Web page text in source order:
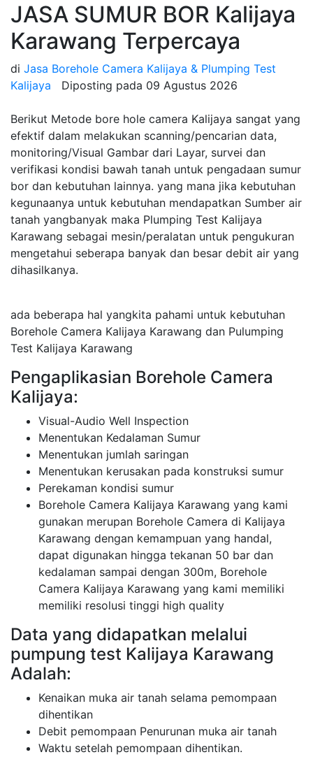
JASA SUMUR BOR Kalijaya
Karawang Terpercaya
di Jasa Borehole Camera Kalijaya & Plumping Test
Kalijaya
Diposting pada 09 Agustus 2026
Berikut Metode bore hole camera Kalijaya sangat yang
efektif dalam melakukan scanning/pencarian data,
monitoring/Visual Gambar dari Layar, survei dan
verifikasi kondisi bawah tanah untuk pengadaan sumur
bor dan kebutuhan lainnya. yang mana jika kebutuhan
kegunaanya untuk kebutuhan mendapatkan Sumber air
tanah yangbanyak maka Plumping Test Kalijaya
Karawang sebagai mesin/peralatan untuk pengukuran
mengetahui seberapa banyak dan besar debit air yang
dihasilkanya.
ada beberapa hal yangkita pahami untuk kebutuhan
Borehole Camera Kalijaya Karawang dan Pulumping
Test Kalijaya Karawang
Pengaplikasian Borehole Camera
Kalijaya:
Visual-Audio Well Inspection
Menentukan Kedalaman Sumur
Menentukan jumlah saringan
Menentukan kerusakan pada konstruksi sumur
Perekaman kondisi sumur
Borehole Camera Kalijaya Karawang yang kami
gunakan merupan Borehole Camera di Kalijaya
Karawang dengan kemampuan yang handal,
dapat digunakan hingga tekanan 50 bar dan
kedalaman sampai dengan 300m, Borehole
Camera Kalijaya Karawang yang kami memiliki
memiliki resolusi tinggi high quality
Data yang didapatkan melalui
pumpung test Kalijaya Karawang
Adalah:
Kenaikan muka air tanah selama pemompaan
dihentikan
Debit pemompaan Penurunan muka air tanah
Waktu setelah pemompaan dihentikan.